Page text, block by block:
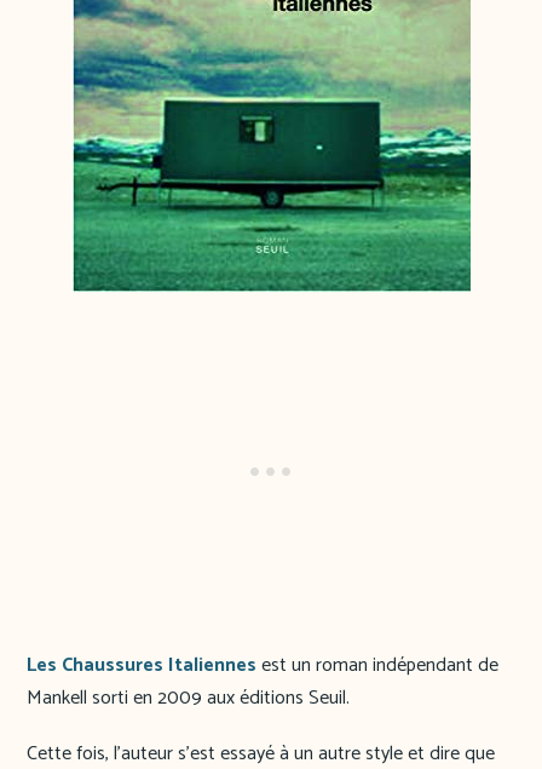
Les Chaussures Italiennesest un roman indépendant de
Mankell sorti en 2009 aux éditions Seuil.
Cette fois, l’auteur s’est essayé à un autre style et dire que